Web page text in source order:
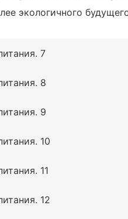
экологичного